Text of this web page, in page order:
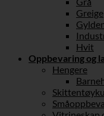
Greige
Hvit
Oppbevaring og
Hengere